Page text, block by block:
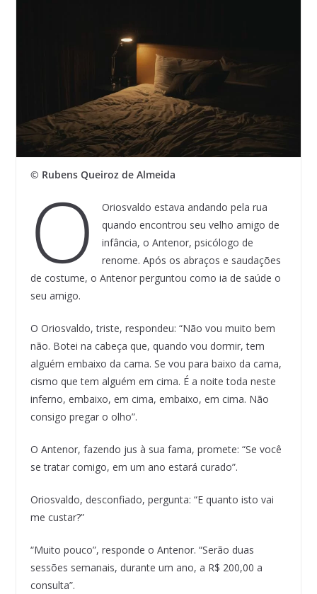
© Rubens Queiroz de Almeida
O
Oriosvaldo estava andando pela rua
quando encontrou seu velho amigo de
infância, o Antenor, psicólogo de
renome. Após os abraços e saudações
de costume, o Antenor perguntou como ia de saúde o
seu amigo.
O Oriosvaldo, triste, respondeu: “Não vou muito bem
não. Botei na cabeça que, quando vou dormir, tem
alguém embaixo da cama. Se vou para baixo da cama,
cismo que tem alguém em cima. É a noite toda neste
inferno, embaixo, em cima, embaixo, em cima. Não
consigo pregar o olho”.
O Antenor, fazendo jus à sua fama, promete: “Se você
se tratar comigo, em um ano estará curado”.
Oriosvaldo, desconfiado, pergunta: “E quanto isto vai
me custar?”
“Muito pouco”, responde o Antenor. “Serão duas
sessões semanais, durante um ano, a R$ 200,00 a
consulta”.